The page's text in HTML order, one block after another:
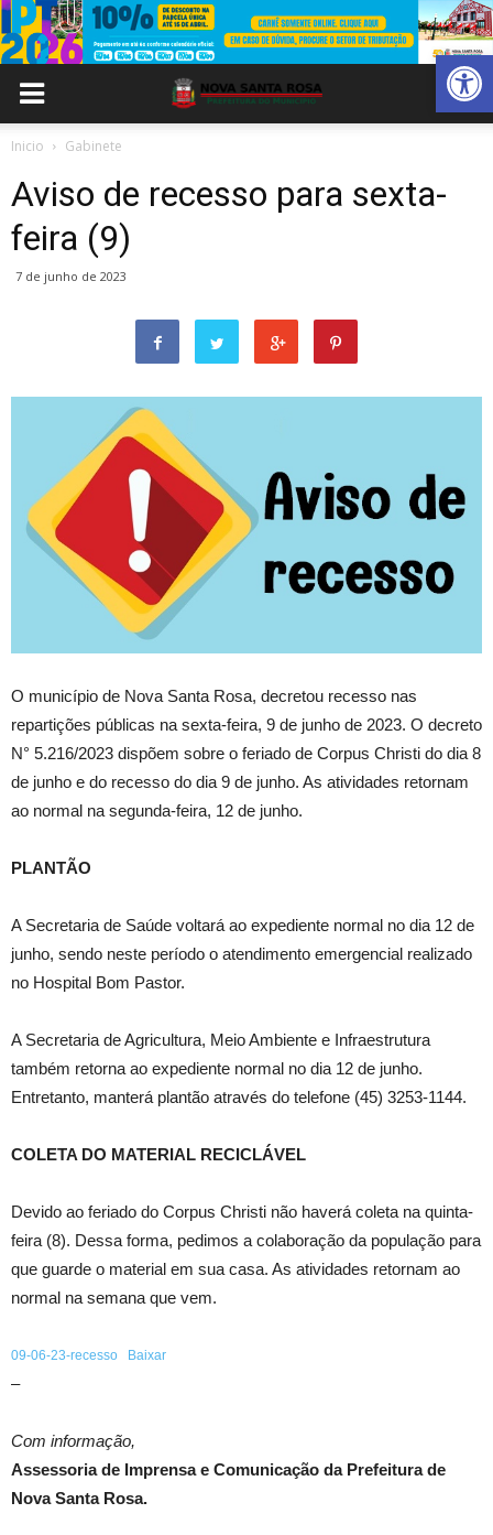
Abrir
Inicio Gabinete
Aviso de recesso para sexta-
feira (9)
7 de junho de 2023
O município de Nova Santa Rosa, decretou recesso nas
repartições públicas na sexta-feira, 9 de junho de 2023. O decreto
N° 5.216/2023 dispõem sobre o feriado de Corpus Christi do dia 8
de junho e do recesso do dia 9 de junho. As atividades retornam
ao normal na segunda-feira, 12 de junho.
PLANTÃO
A Secretaria de Saúde voltará ao expediente normal no dia 12 de
junho, sendo neste período o atendimento emergencial realizado
no Hospital Bom Pastor.
A Secretaria de Agricultura, Meio Ambiente e Infraestrutura
também retorna ao expediente normal no dia 12 de junho.
Entretanto, manterá plantão através do telefone (45) 3253-1144.
COLETA DO MATERIAL RECICLÁVEL
Devido ao feriado do Corpus Christi não haverá coleta na quinta-
feira (8). Dessa forma, pedimos a colaboração da população para
que guarde o material em sua casa. As atividades retornam ao
normal na semana que vem.
09-06-23-recesso Baixar
–
Com informação,
Assessoria de Imprensa e Comunicação da Prefeitura de
Nova Santa Rosa.